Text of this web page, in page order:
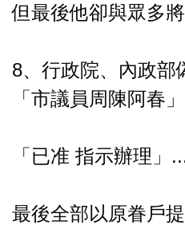
但最後他卻與眾多
8、行政院、內政部
「市議員周陳阿春
「已准 指示辦理
最後全部以原眷戶